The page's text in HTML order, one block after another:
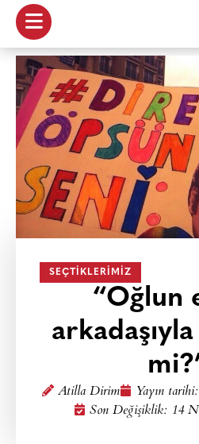
SEÇTIKLERIMIZ
“Oğlun
Atilla Dirim Yayın tarihi:
Son Değişiklik: 14